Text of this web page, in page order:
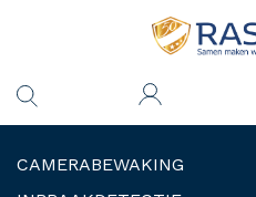
CAMERABEWAKING